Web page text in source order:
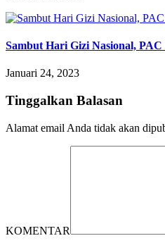
Sambut Hari Gizi Nasional,
Januari 24, 2023
Tinggalkan Balasan
Alamat email Anda tidak akan
KOMENTAR